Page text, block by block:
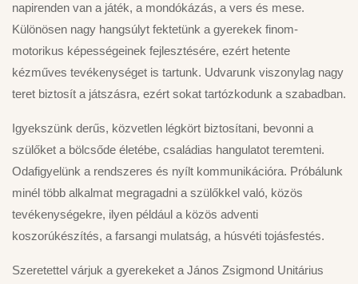
napirenden van a játék, a mondókázás, a vers és mese.
Különösen nagy hangsúlyt fektetünk a gyerekek finom-
motorikus képességeinek fejlesztésére, ezért hetente
kézműves tevékenységet is tartunk. Udvarunk viszonylag nagy
teret biztosít a játszásra, ezért sokat tartózkodunk a szabadban.
Igyekszünk derűs, közvetlen légkört biztosítani, bevonni a
szülőket a bölcsőde életébe, családias hangulatot teremteni.
Odafigyelünk a rendszeres és nyílt kommunikációra. Próbálunk
minél több alkalmat megragadni a szülőkkel való, közös
tevékenységekre, ilyen például a közös adventi
koszorúkészítés, a farsangi mulatság, a húsvéti tojásfestés.
Szeretettel várjuk a gyerekeket a János Zsigmond Unitárius